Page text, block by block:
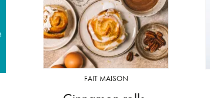
FAIT MAISON